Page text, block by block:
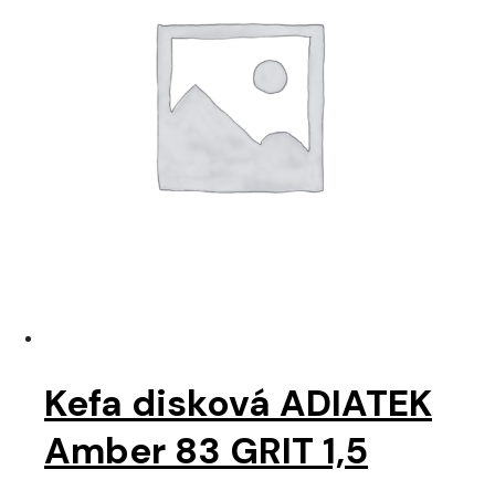
Kefa disková ADIATEK
Amber 83 GRIT 1,5